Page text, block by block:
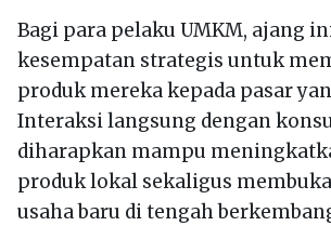
Bagi para pelaku UMKM, ajang
kesempatan strategis untuk
produk mereka kepada pasar
Interaksi langsung dengan
diharapkan mampu
produk lokal sekaligus
usaha baru di tengah